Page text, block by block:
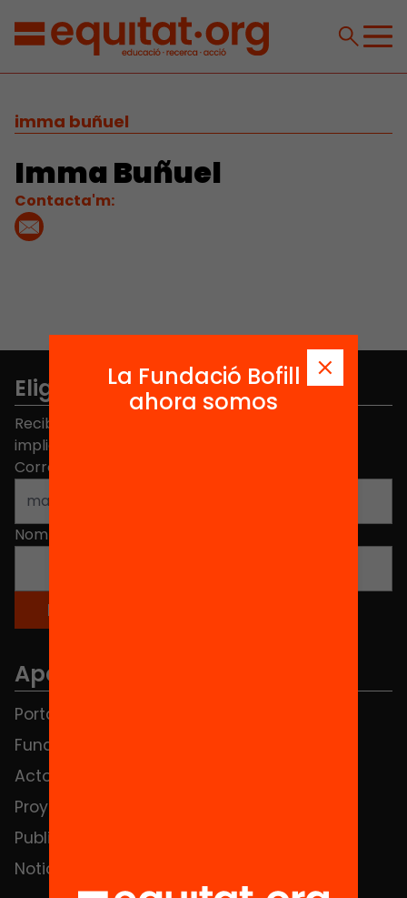
imma buñuel
Imma Buñuel
Contacta'm:
Elige equidad
Recibe contenidos, iniciativas y proyectos para
implicarte.
Correo electrónico
Nombre
Apartados
Portada
Fundación
Actos
Proyectos
Publicaciones y vídeos
Noticias
La Fundació Bofill
ahora somos